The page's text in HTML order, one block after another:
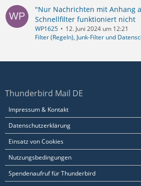
"Nur Nachrichten mit Anhang
Schnellfilter funktioniert nicht
WP1625
12. Juni 2024 um 12:21
Filter (Regeln), Junk-Filter und
Thunderbird Mail DE
Impressum & Kontakt
Datenschutzerklärung
Einsatz von Cookies
Nutzungsbedingungen
Spendenaufruf für Thunderbird